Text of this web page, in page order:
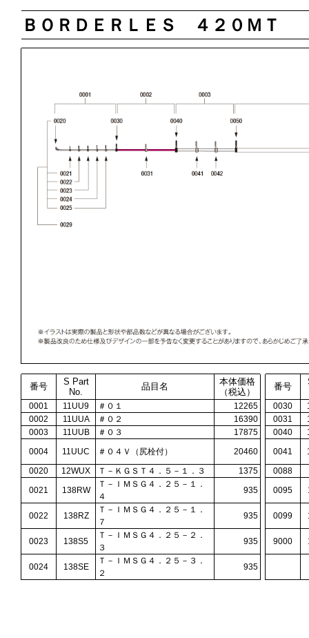
ＢＯＲＤＥＲＬＥＳ ４２０ＭＴ
番号
S Part
No.
品目名
本体価格
（税込）
番号
0001 11UU9 ＃０１ 12265 0030
0002
11UUA ＃０２ 16390 0031
0003
11UUB ＃０３ 17875 0040
0004
11UUC ＃０４Ｖ（尻栓付） 20460 0041
0020
12WUX Ｔ－ＫＧＳＴ４．５－１．３ 1375 0088
0021
138RW
Ｔ－ＩＭＳＧ４．２５－１．
４
935 0095
0022 138RZ
Ｔ－ＩＭＳＧ４．２５－１．
７
935 0099
0023 138S5
Ｔ－ＩＭＳＧ４．２５－２．
３
935 9000
0024 138SE
Ｔ－ＩＭＳＧ４．２５－３．
２
935